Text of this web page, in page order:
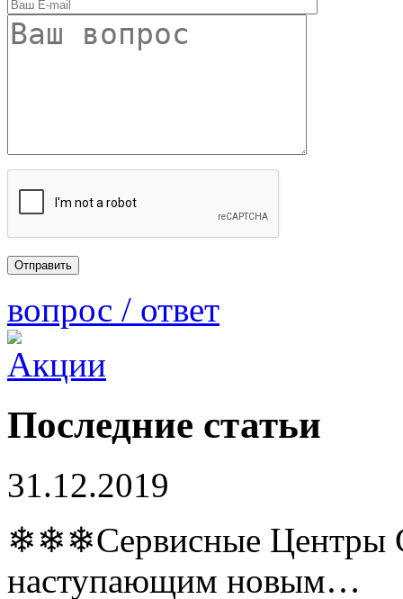
вопрос / ответ
Последние статьи
31.12.2019
❄❄❄Сервисные Центры
наступающим новым…